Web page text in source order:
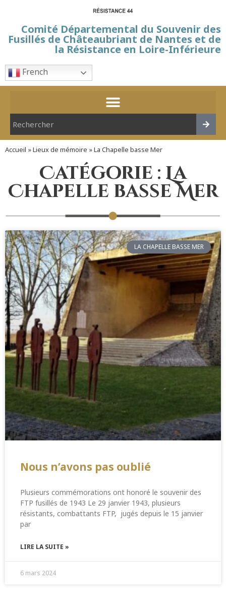
Comité Départemental du Souvenir des
Fusillés de Châteaubriant de Nantes et de
la Résistance en Loire-Inférieure
French
Accueil »Lieux de mémoire »La Chapelle basse Mer
Catégorie : La
Chapelle basse Mer
LA CHAPELLE BASSE MER
Nous n’avons pas oublié
Plusieurs commémorations ont honoré le souvenir des
FTP fusillés de 1943 Le 29 janvier 1943, plusieurs
résistants, combattants FTP, jugés depuis le 15 janvier
par
LIRE LA SUITE »
6 mars 2024